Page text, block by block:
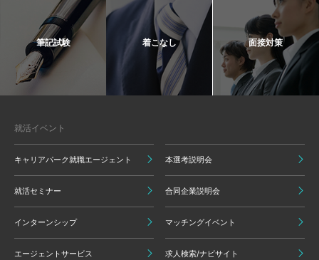
筆記試験 着こなし 面接対策
就活イベント
キャリアパーク就職エージェント 本選考説明会
就活セミナー 合同企業説明会
インターンシップ マッチングイベント
エージェントサービス 求人検索/ナビサイト